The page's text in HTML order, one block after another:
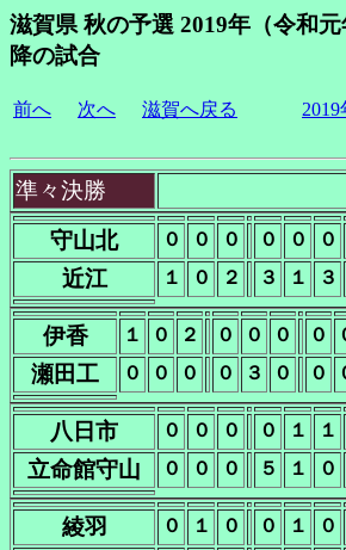
滋賀県 秋の予選 2019年（令和
降の試合
前へ 次へ 滋賀へ戻る
準々決勝
守山北
０ ０ ０ ０ ０ ０
近江 １ ０ ２ ３ １ ３
伊香 １ ０ ２ ０ ０ ０ ０
瀬田工 ０ ０ ０ ０ ３ ０ ０
八日市 ０ ０ ０ ０ １ １
立命館守山 ０ ０ ０ ５ １ ０
綾羽 ０ １ ０ ０ １ ０